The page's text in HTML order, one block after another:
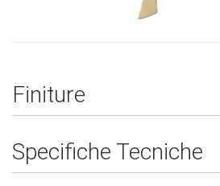
Finiture
Specifiche Tecniche